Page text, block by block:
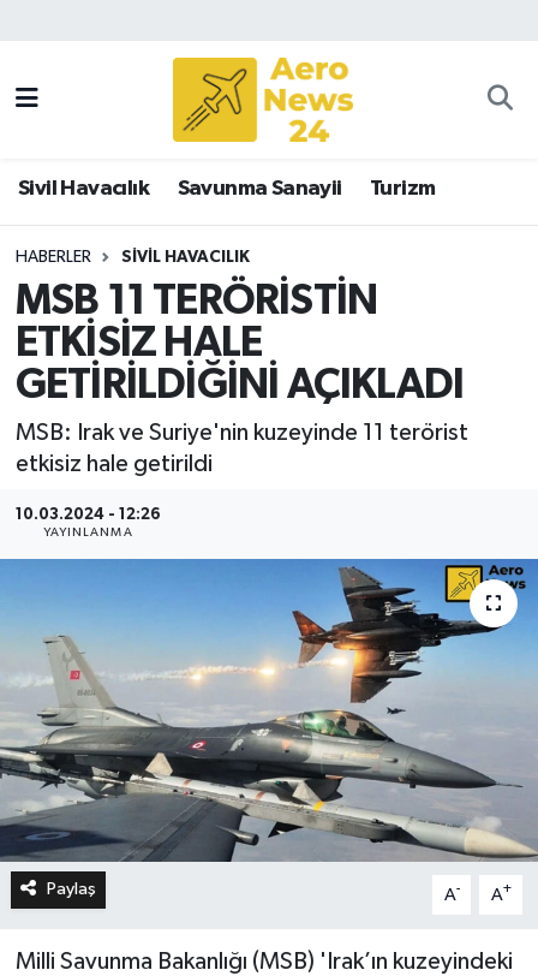
Sivil Havacılık Savunma Sanayii Turizm
HABERLER SIVIL HAVACILIK
MSB 11 TERÖRİSTİN
ETKİSİZ HALE
GETİRİLDİĞİNİ AÇIKLADI
MSB: Irak ve Suriye'nin kuzeyinde 11 terörist
etkisiz hale getirildi
10.03.2024 - 12:26
YAYINLANMA
Paylaş A- A+
Milli Savunma Bakanlığı (MSB) 'Irak’ın kuzeyindeki